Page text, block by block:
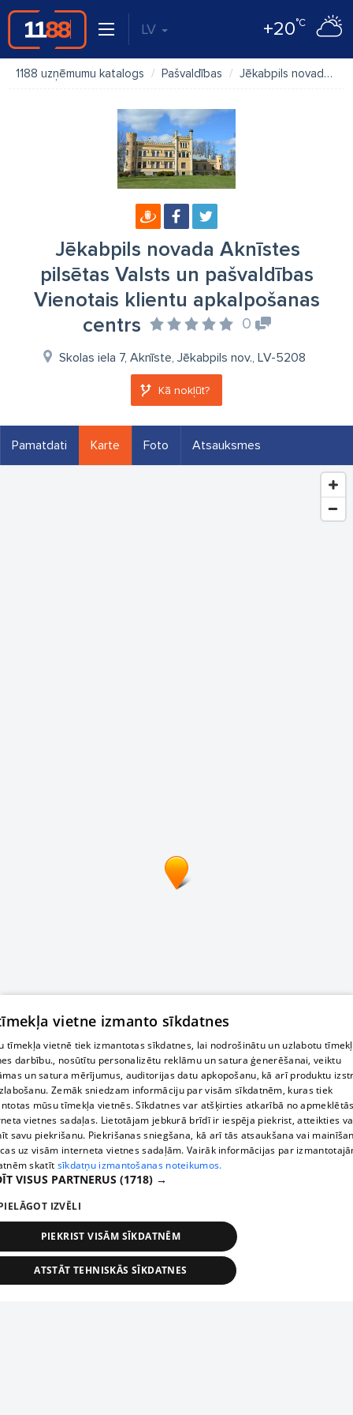
LV +20°C
1188 uzņēmumu katalogs Pašvaldības Jēkabpils novada Aknīstes pilsētas Valsts un pašvaldības Vienotais klientu apkalpošanas centrs
Jēkabpils novada Aknīstes
pilsētas Valsts un pašvaldības
Vienotais klientu apkalpošanas
centrs
0
Skolas iela 7, Aknīste, Jēkabpils nov., LV-5208
Kā nokļūt?
Pamatdati Karte Foto Atsauksmes
vietne izmanto sīkdatnes
tīmekļa vietnē tiek izmantotas sīkdatnes, lai nodrošinātu un uzlabotu
darbību., nosūtītu personalizētu reklāmu un satura ģenerēšanai, veiktu
un satura mērījumus, auditorijas datu apkopošanu, kā arī produktu
Zemāk sniedzam informāciju par visām sīkdatnēm, kuras tiek
mūsu tīmekļa vietnēs. Sīkdatnes var atšķirties atkarībā no
vietnes sadaļas. Lietotājam jebkurā brīdī ir iespēja piekrist, atteikties
savu piekrišanu. Piekrišanas sniegšana, kā arī tās atsaukšana vai
uz visām interneta vietnes sadaļām. Vairāk informācijas par
skatīt sīkdatņu izmantošanas noteikumos.
VISUS PARTNERUS (1718) →
IZVĒLI
PIEKRIST VISĀM SĪKDATNĒM
ATSTĀT TEHNISKĀS SĪKDATNES